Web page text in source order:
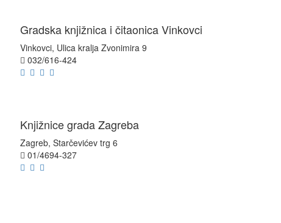
Gradska knjižnica i čitaonica Vinkovci
Vinkovci, Ulica kralja Zvonimira 9
032/616-424
Knjižnice grada Zagreba
Zagreb, Starčevićev trg 6
01/4694-327